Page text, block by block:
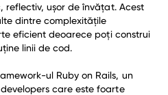
reflectiv, ușor de învățat. Acest
dintre complexitățile
eficient deoarece poți construi
linii de cod.
ul Ruby on Rails, un
care este foarte